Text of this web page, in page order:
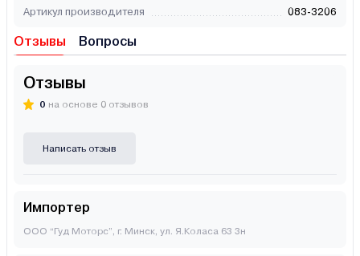
Артикул производителя 083-3206
Отзывы Вопросы
Отзывы
0 на основе 0 отзывов
Написать отзыв
Импортер
ООО “Гуд Моторс”, г. Минск, ул. Я.Коласа 63 3н